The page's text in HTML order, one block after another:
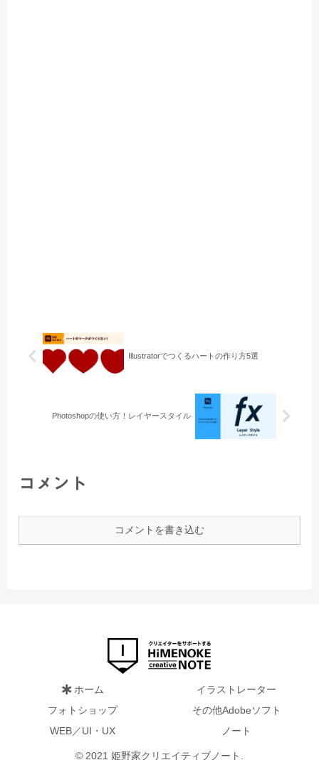
Illustratorでつくるハートの作り方5選
Photoshopの使い方！レイヤースタイル
コメント
コメントを書き込む
ホーム
イラストレーター
フォトショップ
その他Adobeソフト
WEB／UI・UX
ノート
© 2021 姫野家クリエイティブノート.